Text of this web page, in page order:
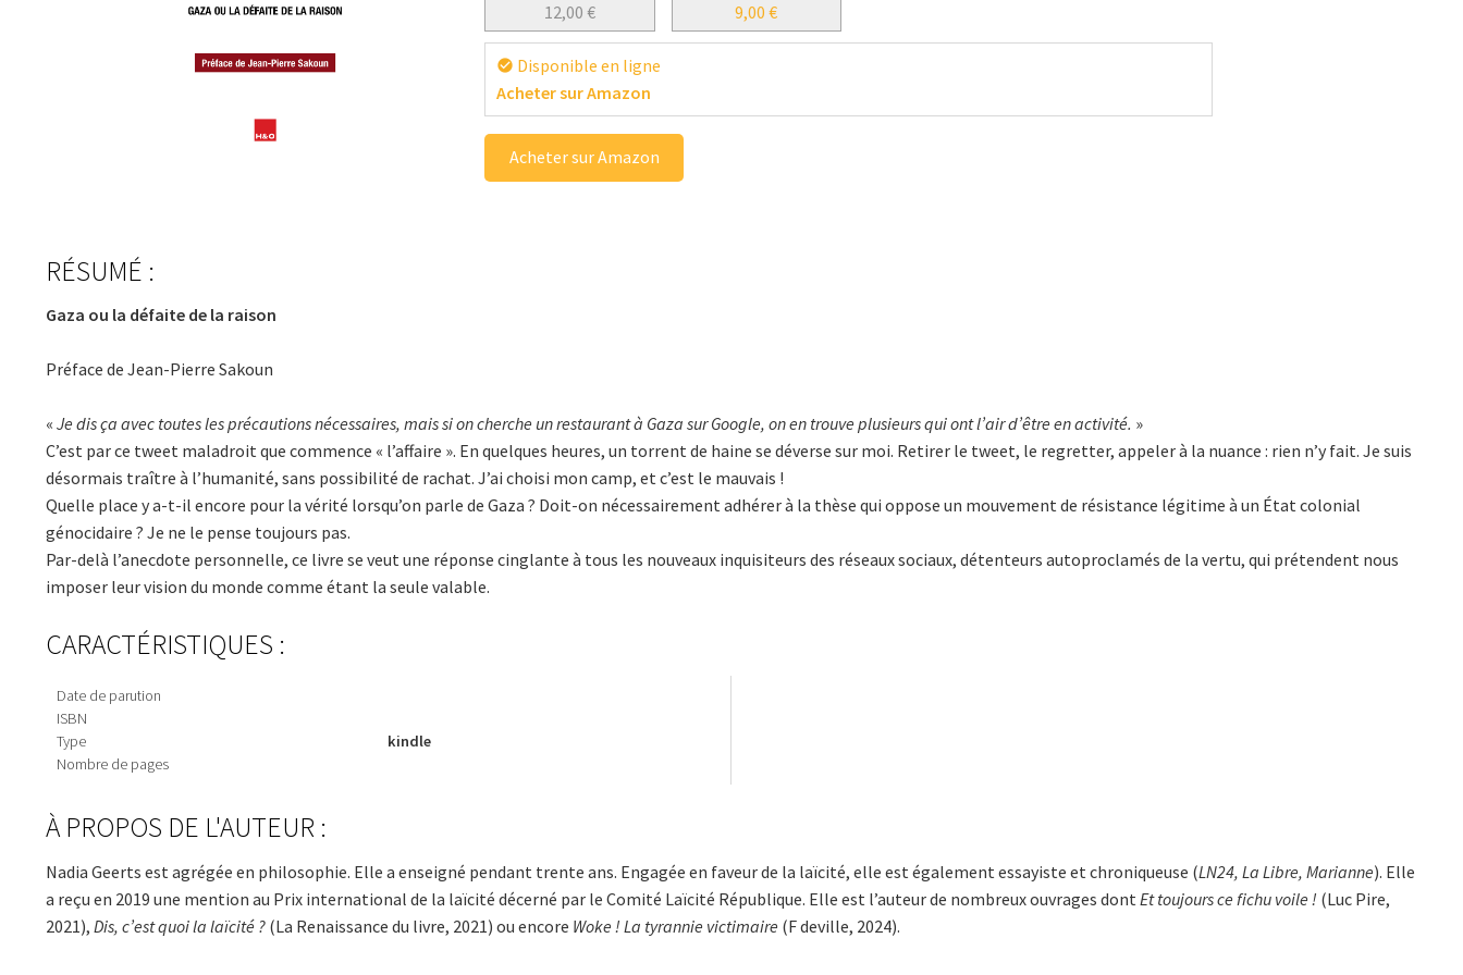
12,00 €
9,00€
check_circle Disponible en ligne
Acheter sur Amazon
Acheter sur Amazon
RÉSUMÉ :
Gaza ou la défaite de la raison
Préface de Jean-Pierre Sakoun
« Je dis ça avec toutes les précautions nécessaires, mais si on cherche un restaurant à Gaza sur Google, on en trouve plusieurs qui ont l’air d’être en activité. »
C’est par ce tweet maladroit que commence « l’affaire ». En quelques heures, un torrent de haine se déverse sur moi. Retirer le tweet, le regretter, appeler à la nuance : rien n’y fait. Je suis
désormais traître à l’humanité, sans possibilité de rachat. J’ai choisi mon camp, et c’est le mauvais !
Quelle place y a-t-il encore pour la vérité lorsqu’on parle de Gaza ? Doit-on nécessairement adhérer à la thèse qui oppose un mouvement de résistance légitime à un État colonial
génocidaire ? Je ne le pense toujours pas.
Par-delà l’anecdote personnelle, ce livre se veut une réponse cinglante à tous les nouveaux inquisiteurs des réseaux sociaux, détenteurs autoproclamés de la vertu, qui prétendent nous
imposer leur vision du monde comme étant la seule valable.
CARACTÉRISTIQUES :
Date de parution
ISBN
Type
Nombre de pages
kindle
À PROPOS DE L'AUTEUR :
Nadia Geerts est agrégée en philosophie. Elle a enseigné pendant trente ans. Engagée en faveur de la laïcité, elle est également essayiste et chroniqueuse (LN24, La Libre, Marianne). Elle
a reçu en 2019 une mention au Prix international de la laïcité décerné par le Comité Laïcité République. Elle est l’auteur de nombreux ouvrages dont Et toujours ce fichu voile ! (Luc Pire,
2021), Dis, c’est quoi la laïcité ?(La Renaissance du livre, 2021) ou encore Woke ! La tyrannie victimaire (F deville, 2024).